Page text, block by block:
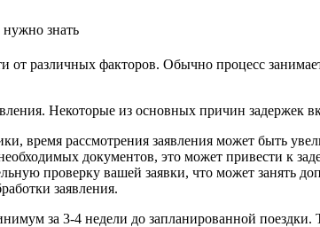
различных факторов. Обычно процесс
Некоторые из основных причин задержек
время рассмотрения заявления может быть
документов, это может привести к
проверку вашей заявки, что может занять
заявления.
за 3-4 недели до запланированной